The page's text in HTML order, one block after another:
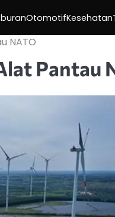
OtomotifKesehatan
NATO
Pantau